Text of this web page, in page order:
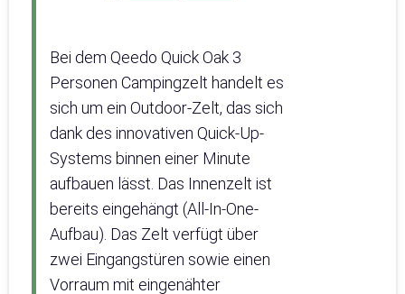
Bei dem Qeedo Quick Oak 3
Personen Campingzelt handelt es
sich um ein Outdoor-Zelt, das sich
dank des innovativen Quick-Up-
Systems binnen einer Minute
aufbauen lässt. Das Innenzelt ist
bereits eingehängt (All-In-One-
Aufbau). Das Zelt verfügt über
zwei Eingangstüren sowie einen
Vorraum mit eingenähter